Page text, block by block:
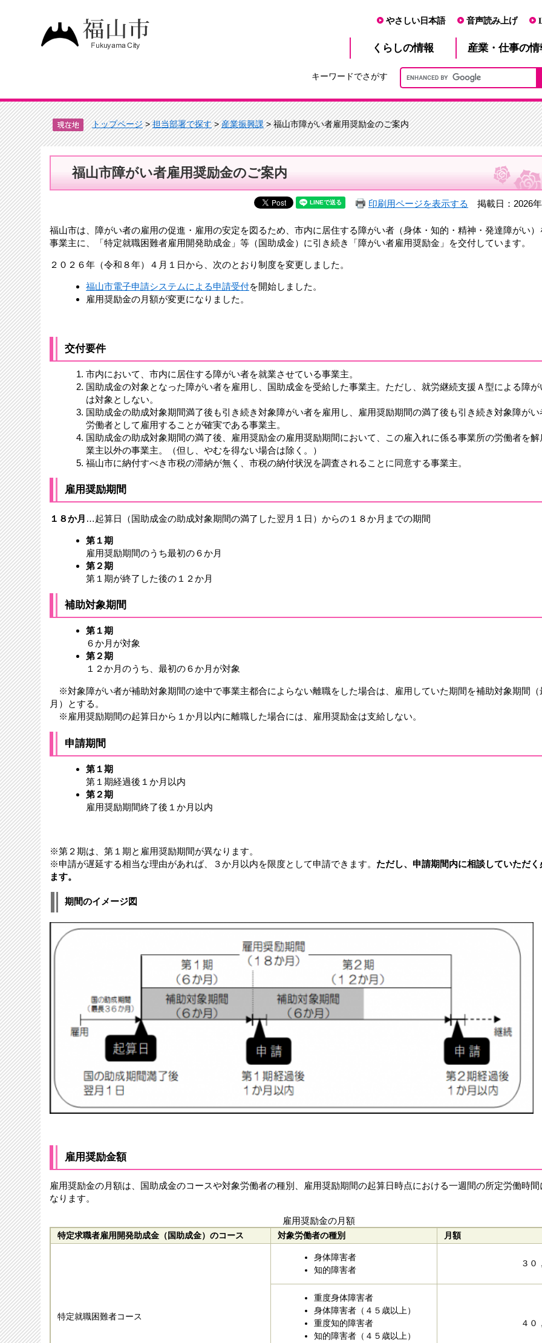
やさしい日本語 音声読み上げ
くらしの情報 産業・仕事の情
キーワードでさがす
トップページ>担当部署で探す>産業振興課> 福山市障がい者雇用奨励金のご案内
福山市障がい者雇用奨励金のご案内
印刷用ページを表示する 掲載日：2026
福山市は、障がい者の雇用の促進・雇用の安定を図るため、市内に居住する障がい者（身体・知的・精神・発達障がい
事業主に、「特定就職困難者雇用開発助成金」等（国助成金）に引き続き「障がい者雇用奨励金」を交付しています。
２０２６年（令和８年）４月１日から、次のとおり制度を変更しました。
福山市電子申請システムによる申請受付を開始しました。
雇用奨励金の月額が変更になりました。
交付要件
市内において、市内に居住する障がい者を就業させている事業主。
国助成金の対象となった障がい者を雇用し、国助成金を受給した事業主。ただし、就労継続支援Ａ型による障が
は対象としない。
国助成金の助成対象期間満了後も引き続き対象障がい者を雇用し、雇用奨励期間の満了後も引き続き対象障がい
労働者として雇用することが確実である事業主。
国助成金の助成対象期間の満了後、雇用奨励金の雇用奨励期間において、この雇入れに係る事業所の労働者を解
業主以外の事業主。（但し、やむを得ない場合は除く。）
福山市に納付すべき市税の滞納が無く、市税の納付状況を調査されることに同意する事業主。
雇用奨励期間
１８か月 …起算日（国助成金の助成対象期間の満了した翌月１日）からの１８か月までの期間
第１期
雇用奨励期間のうち最初の６か月
第２期
第１期が終了した後の１２か月
補助対象期間
第１期
６か月が対象
第２期
１２か月のうち、最初の６か月が対象
※対象障がい者が補助対象期間の途中で事業主都合によらない離職をした場合は、雇用していた期間を補助対象期間（
月）とする。
※雇用奨励期間の起算日から１か月以内に離職した場合には、雇用奨励金は支給しない。
申請期間
第１期
第１期経過後１か月以内
第２期
雇用奨励期間終了後１か月以内
※第２期は、第１期と雇用奨励期間が異なります。
※申請が遅延する相当な理由があれば、３か月以内を限度として申請できます。 ただし、申請期間内に相談していただ
ます。
期間のイメージ図
雇用奨励金額
雇用奨励金の月額は、国助成金のコースや対象労働者の種別、雇用奨励期間の起算日時点における一週間の所定労働時
なります。
雇用奨励金の月額
特定求職者雇用開発助成金（国助成金）のコース 対象労働者の種別 月額
特定就職困難者コース
身体障害者
知的障害者
３０
重度身体障害者
身体障害者（４５歳以上）
重度知的障害者
知的障害者（４５歳以上）
４０